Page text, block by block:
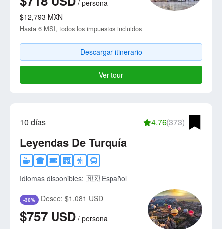
/ persona
$12,793 MXN
Hasta 6 MSI, todos los impuestos incluidos
Descargar itinerario
Ver tour
10 días 4.76(373)
Leyendas De Turquía
Idiomas disponibles: 🇲🇽 Español
-30% Desde: $1,081 USD
$757 USD / persona